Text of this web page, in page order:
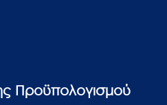
Προϋπολογισμού